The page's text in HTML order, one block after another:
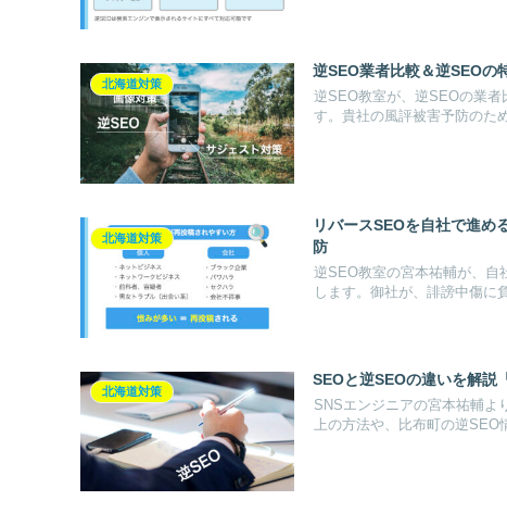
北海道対策
逆SEO業者比較＆逆SEOの
逆SEO教室が、逆SEOの業者
す。貴社の風評被害予防のた
北海道対策
リバースSEOを自社で進め
防
逆SEO教室の宮本祐輔が、自
します。御社が、誹謗中傷に
北海道対策
SEOと逆SEOの違いを解説
SNSエンジニアの宮本祐輔よ
上の方法や、比布町の逆